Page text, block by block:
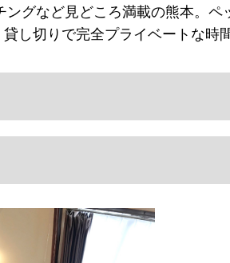
グなど見どころ満載の熊本。
し切りで完全プライベートな時